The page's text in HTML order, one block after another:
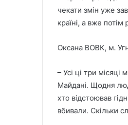
чекати змін уже
країні, а вже
Оксана ВОВК, м.
– Усі ці три місяці
Майдані. Щодня
хто відстоював
вбивали. Скільки